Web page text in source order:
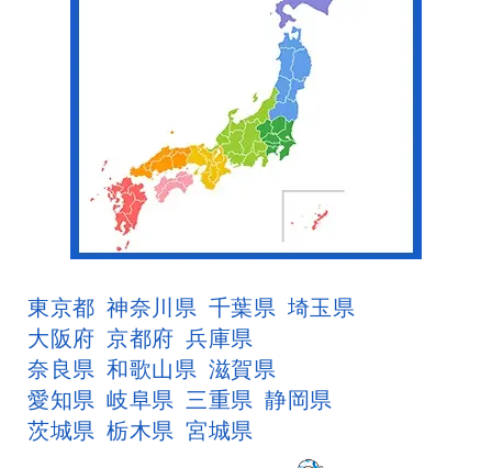
東京都 神奈川県 千葉県 埼玉県
大阪府 京都府 兵庫県
奈良県 和歌山県 滋賀県
愛知県 岐阜県 三重県 静岡県
茨城県 栃木県 宮城県